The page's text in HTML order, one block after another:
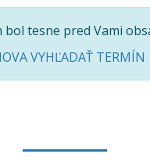
tesne pred Vami
VYHĽADAŤ TERMÍN